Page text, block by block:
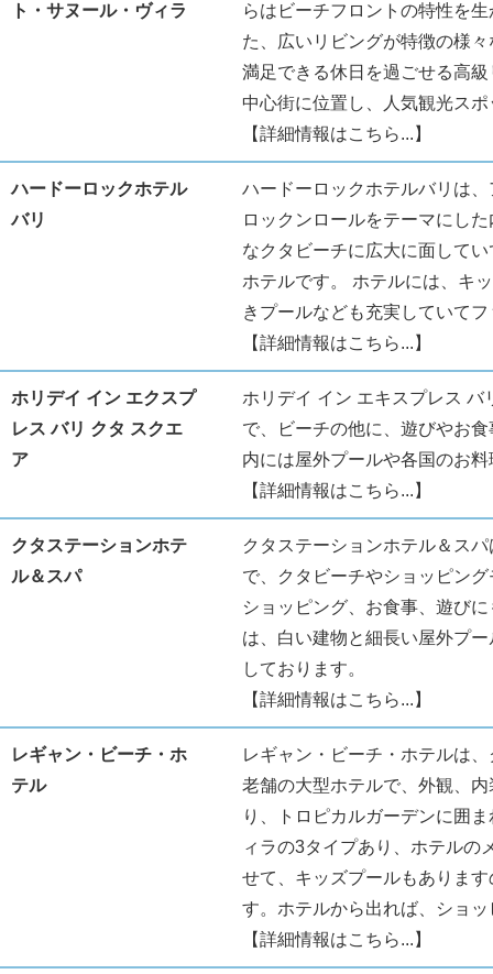
ト・サヌール・ヴィラ
らはビーチフロントの特性を
た、広いリビングが特徴の様
満足できる休日を過ごせる高
中心街に位置し、人気観光ス
【詳細情報はこちら...】
ハードーロックホテル
バリ
ハードーロックホテルバリは
ロックンロールをテーマにし
なクタビーチに広大に面して
ホテルです。 ホテルには、キ
きプールなども充実していて
【詳細情報はこちら...】
ホリデイ イン エクスプ
レス バリ クタ スクエ
ア
ホリデイ イン エキスプレス
で、ビーチの他に、遊びやお
内には屋外プールや各国のお
【詳細情報はこちら...】
クタステーションホテ
ル＆スパ
クタステーションホテル＆ス
で、クタビーチやショッピン
ショッピング、お食事、遊び
は、白い建物と細長い屋外プ
しております。
【詳細情報はこちら...】
レギャン・ビーチ・ホ
テル
レギャン・ビーチ・ホテルは
老舗の大型ホテルで、外観、
り、トロピカルガーデンに囲
ィラの3タイプあり、ホテルの
せて、キッズプールもありま
す。ホテルから出れば、ショ
【詳細情報はこちら...】